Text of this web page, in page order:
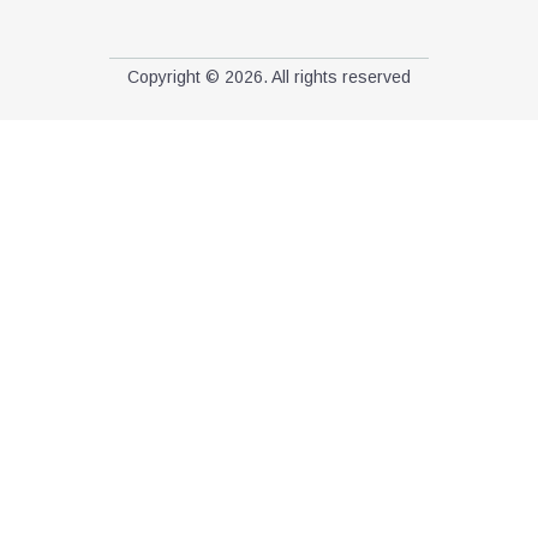
Copyright © 2026. All rights reserved